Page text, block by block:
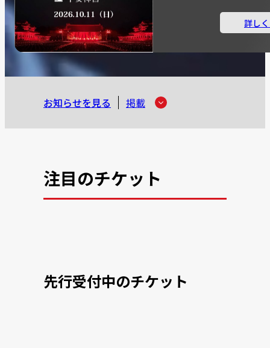
詳し
お知らせを見る 掲載
注目のチケット
先行受付中のチケット